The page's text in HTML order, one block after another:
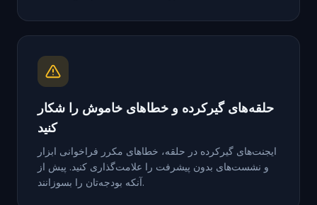
حلقه‌های گیرکرده و خطاهای خاموش را شکار
کنید
ایجنت‌های گیرکرده در حلقه، خطاهای مکرر فراخوانی ابزار
و نشست‌های بدون پیشرفت را علامت‌گذاری کنید. پیش از
آنکه بودجه‌تان را بسوزانند.